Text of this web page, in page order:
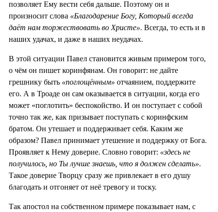
позволяет Ему вести себя дальше. Поэтому он и
произносит слова «Благодарение Богу, Который всегда
даёт нам торжествовать во Христе». Всегда, то есть и в
наших удачах, и даже в наших неудачах.
В этой ситуации Павел становится живым примером того,
о чём он пишет коринфянам. Он говорит: не дайте
грешнику быть «поглощённым» отчаянием, поддержите
его. А в Троаде он сам оказывается в ситуации, когда его
может «поглотить» беспокойство. И он поступает с собой
точно так же, как призывает поступать с коринфским
братом. Он утешает и поддерживает себя. Каким же
образом? Павел принимает утешение и поддержку от Бога.
Проявляет к Нему доверие. Словно говорит: «здесь не
получилось, но Ты лучше знаешь, что я должен сделать».
Такое доверие Творцу сразу же привлекает в его душу
благодать и отгоняет от неё тревогу и тоску.
Так апостол на собственном примере показывает нам, с